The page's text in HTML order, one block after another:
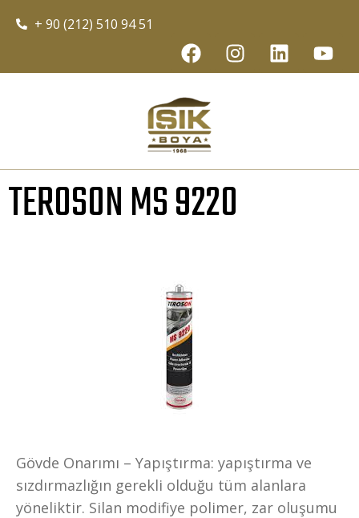
+ 90 (212) 510 94 51
TEROSON MS 9220
Gövde Onarımı – Yapıştırma: yapıştırma ve
sızdırmazlığın gerekli olduğu tüm alanlara
yöneliktir. Silan modifiye polimer, zar oluşumu